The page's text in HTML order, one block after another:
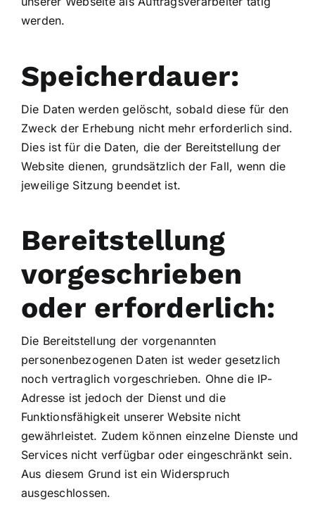
werden.
Speicherdauer:
Die Daten werden gelöscht, sobald diese für den
Zweck der Erhebung nicht mehr erforderlich sind.
Dies ist für die Daten, die der Bereitstellung der
Website dienen, grundsätzlich der Fall, wenn die
jeweilige Sitzung beendet ist.
Bereitstellung
vorgeschrieben
oder erforderlich:
Die Bereitstellung der vorgenannten
personenbezogenen Daten ist weder gesetzlich
noch vertraglich vorgeschrieben. Ohne die IP-
Adresse ist jedoch der Dienst und die
Funktionsfähigkeit unserer Website nicht
gewährleistet. Zudem können einzelne Dienste und
Services nicht verfügbar oder eingeschränkt sein.
Aus diesem Grund ist ein Widerspruch
ausgeschlossen.